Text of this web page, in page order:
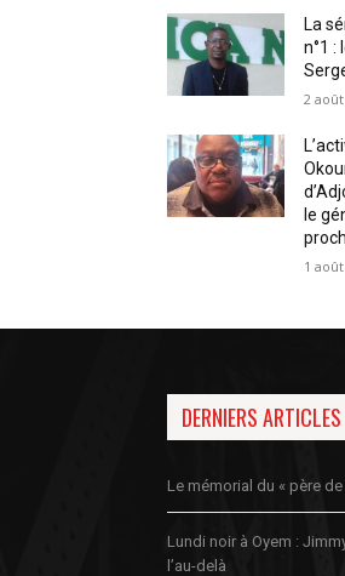
La
n°1 :
2
le
1
DERNIERS ARTICLES
Le mémorial du « père
Lundi noir à Oyem :
l’au-delà